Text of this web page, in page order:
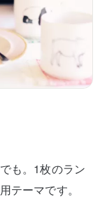
も。1枚のラン
テーマです。